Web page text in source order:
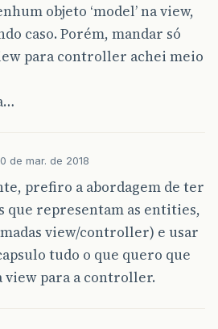
objeto ‘model’ na view,
caso. Porém, mandar só
para controller achei meio
de mar. de 2018
prefiro a abordagem de ter
que representam as entities,
view/controller) e usar
tudo o que quero que
view para a controller.